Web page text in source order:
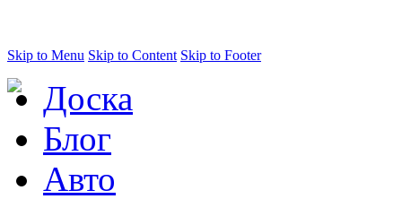
Skip to Menu Skip to Content Skip to Footer
Доска
Блог
Авто